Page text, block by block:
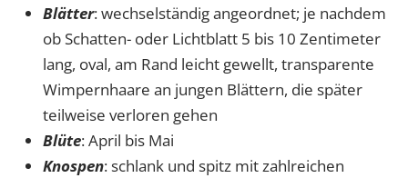
Blätter: wechselständig angeordnet; je nachdem
ob Schatten- oder Lichtblatt 5 bis 10 Zentimeter
lang, oval, am Rand leicht gewellt, transparente
Wimpernhaare an jungen Blättern, die später
teilweise verloren gehen
Blüte: April bis Mai
Knospen: schlank und spitz mit zahlreichen